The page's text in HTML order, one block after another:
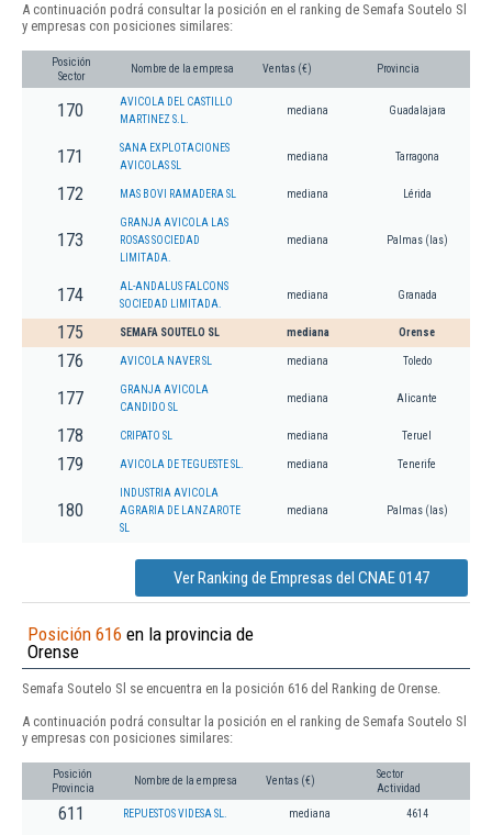
A continuación podrá consultar la posición en el ranking de Semafa Soutelo Sl
y empresas con posiciones similares:
Posición
Sector
Nombre de la empresa Ventas (€) Provincia
170
AVICOLA DEL CASTILLO
MARTINEZ S.L.
mediana Guadalajara
171
SANA EXPLOTACIONES
AVICOLAS SL
mediana Tarragona
172 MAS BOVI RAMADERA SL mediana Lérida
173
GRANJA AVICOLA LAS
ROSAS SOCIEDAD
LIMITADA.
mediana Palmas (las)
174
AL-ANDALUS FALCONS
SOCIEDAD LIMITADA.
mediana Granada
175 SEMAFA SOUTELO SL mediana Orense
176 AVICOLA NAVER SL mediana Toledo
177
GRANJA AVICOLA
CANDIDO SL
mediana Alicante
178 CRIPATO SL mediana Teruel
179 AVICOLA DE TEGUESTE SL. mediana Tenerife
180
INDUSTRIA AVICOLA
AGRARIA DE LANZAROTE
SL
mediana Palmas (las)
Ver Ranking de Empresas del CNAE 0147
Posición 616 en la provincia de
Orense
Semafa Soutelo Sl se encuentra en la posición 616 del Ranking de Orense.
A continuación podrá consultar la posición en el ranking de Semafa Soutelo Sl
y empresas con posiciones similares:
Posición
Provincia
Nombre de la empresa Ventas (€)
Sector
Actividad
611 REPUESTOS VIDESA SL. mediana 4614